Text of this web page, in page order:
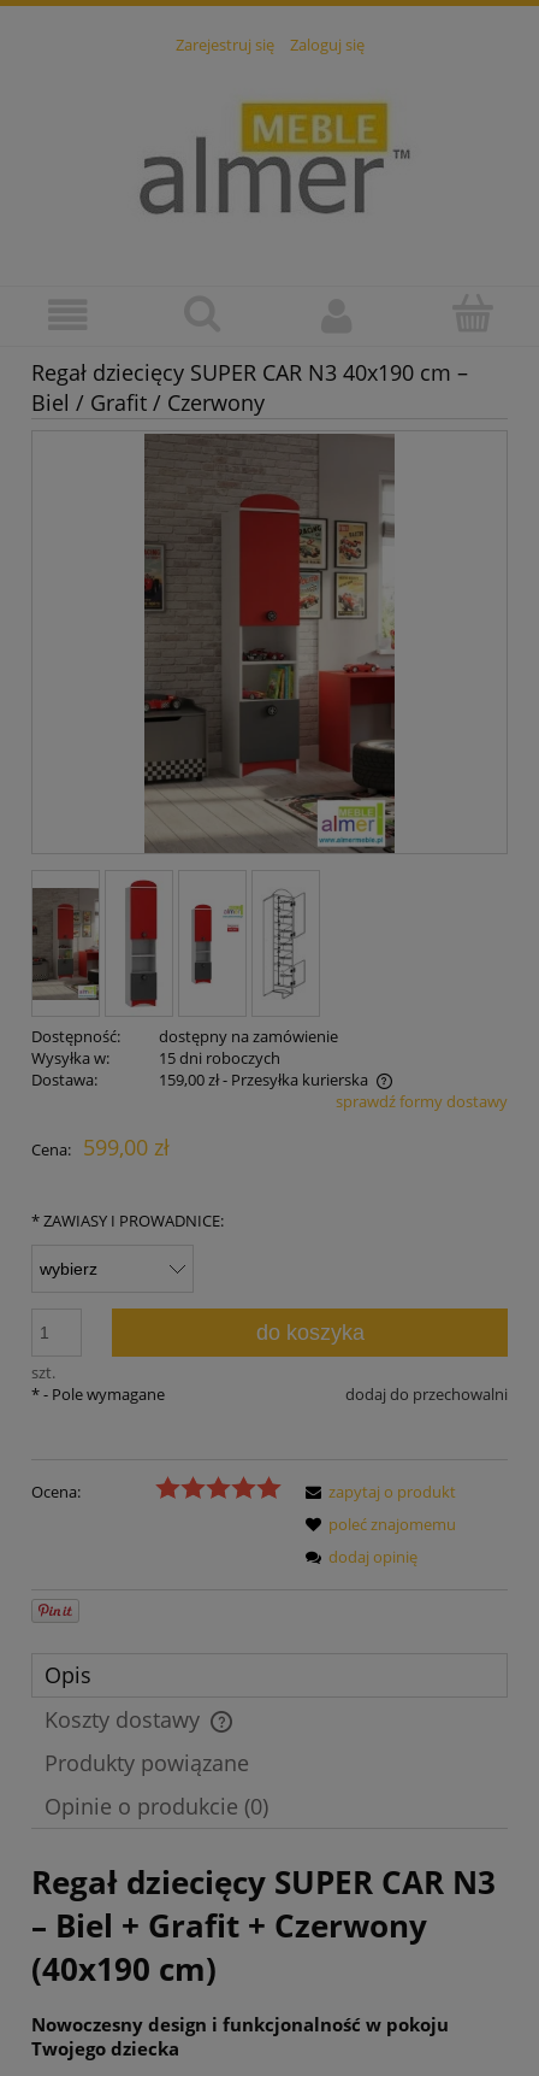
Zarejestruj się Zaloguj się
Regał dziecięcy SUPER CAR N3 40x190 cm –
Biel / Grafit / Czerwony
Dostępność:
dostępny na zamówienie
Wysyłka w:
15 dni roboczych
Dostawa:
159,00 zł- Przesyłka kurierska
Cena nie zawiera ewentualnych kosztów płatnościsprawdź formy dostawy
Cena: 599,00 zł
*ZAWIASY I PROWADNICE:
szt.
do koszyka
dodaj do przechowalni
*- Pole wymagane
Ocena:
zapytaj o produkt
poleć znajomemu
dodaj opinię
Opis
Koszty dostawy
Cena nie zawiera ewentualnych kosztów płatności
Produkty powiązane
Opinie o produkcie (0)
Regał dziecięcy SUPER CAR N3
– Biel + Grafit + Czerwony
(40x190 cm)
Nowoczesny design i funkcjonalność w pokoju
Twojego dziecka